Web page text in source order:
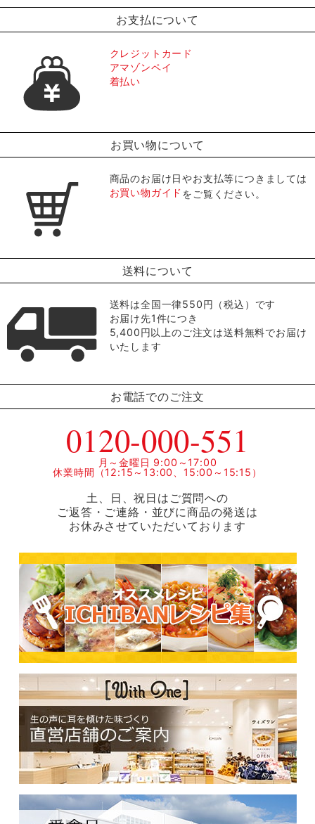
お支払について
クレジットカード
アマゾンペイ
着払い
お買い物について
商品のお届け日やお支払等につきましては
お買い物ガイド をご覧ください。
送料について
送料は全国一律550円（税込）です
お届け先1件につき
5,400円以上のご注文は送料無料でお届け
いたします
お電話でのご注文
0120-000-551
月～金曜日 9:00～17:00
休業時間（12:15～13:00、15:00～15:15）
土、日、祝日はご質問への
ご返答・ご連絡・並びに商品の発送は
お休みさせていただいております